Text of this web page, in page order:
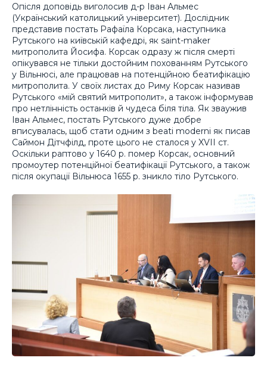
Опісля доповідь виголосив д-р Іван Альмес
(Український католицький університет). Дослідник
представив постать Рафаїла Корсака, наступника
Рутського на київській кафедрі, як saint-maker
митрополита Йосифа. Корсак одразу ж після смерті
опікувався не тільки достойним похованням Рутського
у Вільнюсі, але працював на потенційною беатифікацію
митрополита. У своїх листах до Риму Корсак називав
Рутського «мій святий митрополит», а також інформував
про нетлінність останків й чудеса біля тіла. Як зваужив
Іван Альмес, постать Рутського дуже добре
вписувалась, щоб стати одним з beati moderni як писав
Саймон Дітчфілд, проте цього не сталося у XVII ст.
Оскільки раптово у 1640 р. помер Корсак, основний
промоутер потенційної беатифікації Рутського, а також
після окупації Вільнюса 1655 р. зникло тіло Рутського.